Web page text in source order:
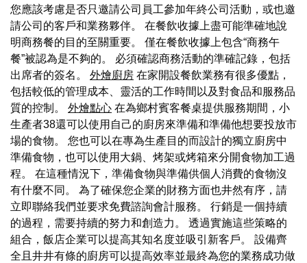
您應該考慮是否只邀請公司員工參加年終公司活動，或也邀
請公司的客戶和業務夥伴。 在餐飲收據上盡可能準確地說
明商務餐的目的至關重要。 僅在餐飲收據上包含“商務午
餐”被認為是不夠的。 必須確認商務活動的準確記錄，包括
出席者的簽名。 外燴廚房 在家開設餐飲業務有很多優點，
包括較低的管理成本、靈活的工作時間以及對食品和服務品
質的控制。 外燴點心 在為鄉村賓客餐桌提供服務期間，小
生產者38還可以使用自己的廚房來準備和準備他想要投放市
場的食物。 您也可以在專為生產目的而設計的獨立廚房中
準備食物，也可以使用大鍋、烤架或烤箱來分開食物加工過
程。 在這種情況下，準備食物與準備供個人消費的食物沒
有什麼不同。 為了確保您企業的財務方面也井然有序，請
立即聯絡我們並要求免費諮詢會計服務。 行銷是一個持續
的過程，需要持續的努力和創造力。 透過實施這些策略的
組合，飯店企業可以提高其知名度並吸引新客戶。 設備齊
全且井井有條的廚房可以提高效率並最終為您的業務成功做